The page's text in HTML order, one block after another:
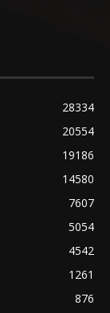
28334
20554
19186
14580
7607
5054
4542
1261
876